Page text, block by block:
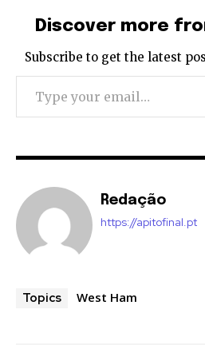
Discover more
Subscribe to get the latest
Type your email…
Redação
https://apitofinal.pt
Topics West Ham